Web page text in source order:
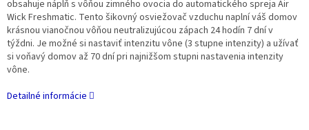
obsahuje náplň s vôňou zimného ovocia do automatického spreja Air
Wick Freshmatic. Tento šikovný osviežovač vzduchu naplní váš domov
krásnou vianočnou vôňou neutralizujúcou zápach 24 hodín 7 dní v
týždni. Je možné si nastaviť intenzitu vône (3 stupne intenzity) a užívať
si voňavý domov až 70 dní pri najnižšom stupni nastavenia intenzity
vône.
Detailné informácie